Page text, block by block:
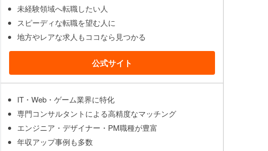
未経験領域へ転職したい人
スピーディな転職を望む人に
地方やレアな求人もココなら見つかる
公式サイト
IT・Web・ゲーム業界に特化
専門コンサルタントによる高精度なマッチング
エンジニア・デザイナー・PM職種が豊富
年収アップ事例も多数